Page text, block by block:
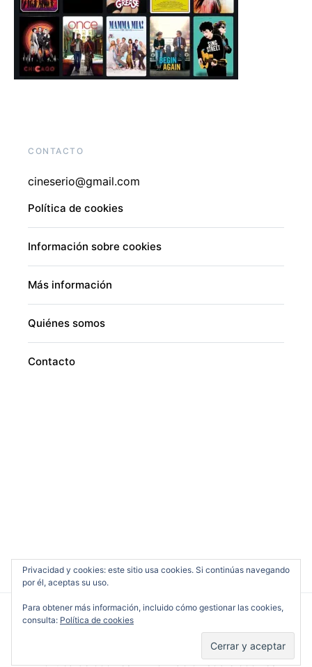
CONTACTO
cineserio@gmail.com
Política de cookies
Información sobre cookies
Más información
Quiénes somos
Contacto
Información sobre cookies
Privacidad y cookies: este sitio usa cookies. Si continúas navegando
por él, aceptas su uso.
Para obtener más información, incluido cómo gestionar las cookies,
consulta: Política de cookies